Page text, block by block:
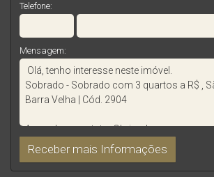
Telefone:
Mensagem: